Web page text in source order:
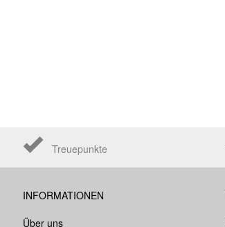
Treuepunkte
INFORMATIONEN
Über uns